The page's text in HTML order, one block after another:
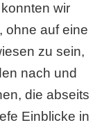
wir
ohne auf eine
zu sein,
nach und
die abseits
Einblicke in